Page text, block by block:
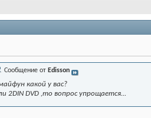
Сообщение от Edisson
какой у вас?
2DIN DVD ,то вопрос упрощается...